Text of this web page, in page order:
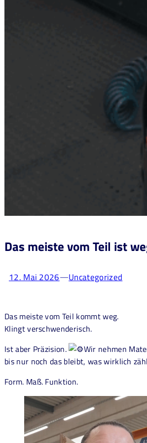
Das meiste vom Teil ist
12. Mai 2026—Uncategorized
Das meiste vom Teil kommt weg.
Klingt verschwenderisch.
Ist aber Präzision.
Wir nehmen
bis nur noch das bleibt, was wirklich
Form. Maß. Funktion.